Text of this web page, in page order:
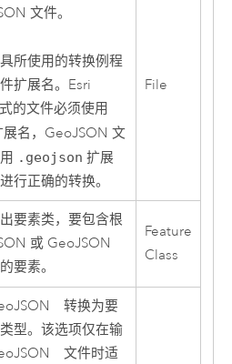
文件。
所使用的转换例程
扩展名。Esri
的文件必须使用
展名，GeoJSON 文
.geojson 扩展
行正确的转换。
File
要素类，要包含根
或 GeoJSON
要素。
Feature
Class
转换为要
型。该选项仅在输
文件时适